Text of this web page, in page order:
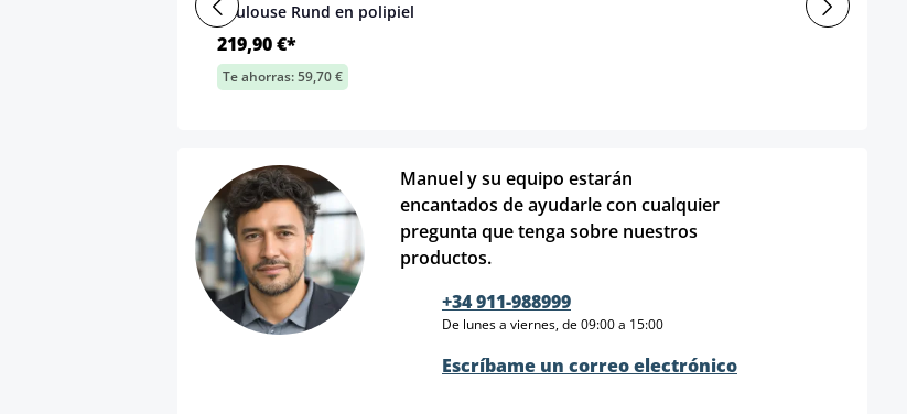
Toulouse Rund en polipiel
219,90 €*
Te ahorras: 59,70 €
Manuel y su equipo estarán
encantados de ayudarle con cualquier
pregunta que tenga sobre nuestros
productos.
+34 911-988999
De lunes a viernes, de 09:00 a 15:00
Escríbame un correo electrónico